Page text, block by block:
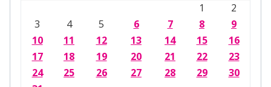
1
2
3
4 5 6 7 8
9
10
11 12 13 14 15
16
17
18 19 20 21 22
23
24
25 26 27 28 29
30